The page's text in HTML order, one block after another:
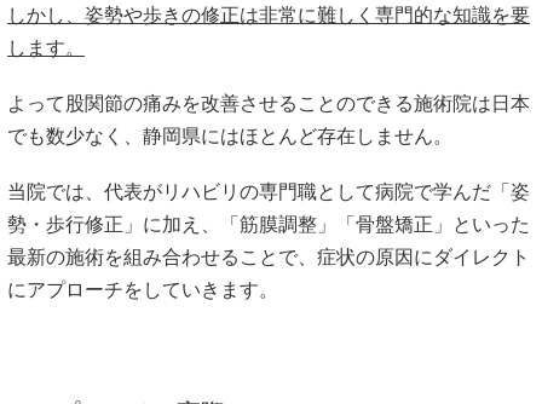
しかし、姿勢や歩きの修正は非常に難しく専門的な知識を要
します。
よって股関節の痛みを改善させることのできる施術院は日本
でも数少なく、静岡県にはほとんど存在しません。
当院では、代表がリハビリの専門職として病院で学んだ「姿
勢・歩行修正」に加え、「筋膜調整」「骨盤矯正」といった
最新の施術を組み合わせることで、症状の原因にダイレクト
にアプローチをしていきます。